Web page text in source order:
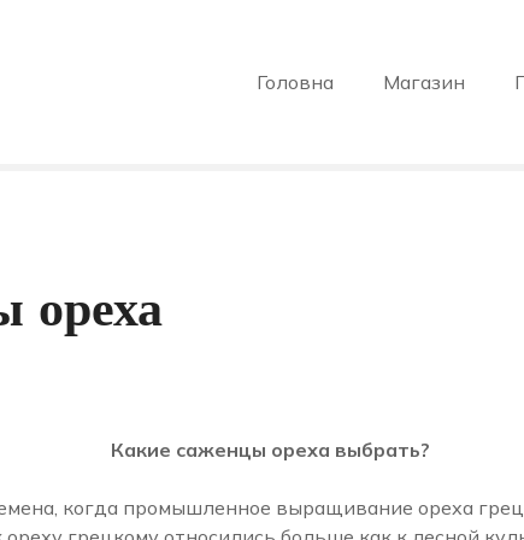
Головна Магазин
ореха
Какие саженцы ореха выбрать?
когда промышленное выращивание ореха